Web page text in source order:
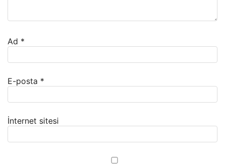
Ad *
E-posta *
İnternet sitesi